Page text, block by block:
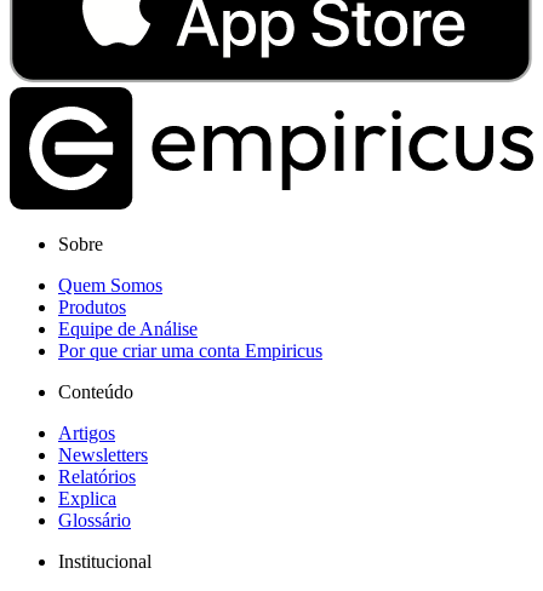
Sobre
Quem Somos
Produtos
Equipe de Análise
Por que criar uma conta Empiricus
Conteúdo
Artigos
Newsletters
Relatórios
Explica
Glossário
Institucional